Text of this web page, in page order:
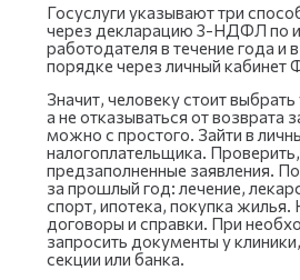
Госуслуги указывают три
через декларацию 3-НДФЛ по
работодателя в течение года и
порядке через личный кабинет
Значит, человеку стоит
а не отказываться от возврата
можно с простого. Зайти в
налогоплательщика. Проверить,
предзаполненные заявления.
за прошлый год: лечение,
спорт, ипотека, покупка жилья.
договоры и справки. При
запросить документы у
секции или банка.